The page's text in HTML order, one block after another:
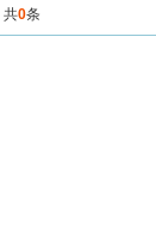
共0条